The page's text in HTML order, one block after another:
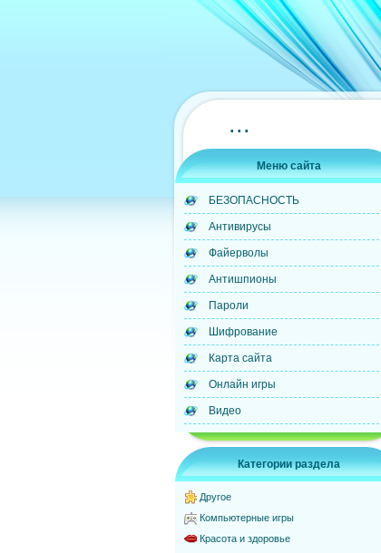
...
Меню сайта
БЕЗОПАСНОСТЬ
Антивирусы
Файерволы
Антишпионы
Пароли
Шифрование
Карта сайта
Онлайн игры
Видео
Категории раздела
Другое
Компьютерные игры
Красота и здоровье